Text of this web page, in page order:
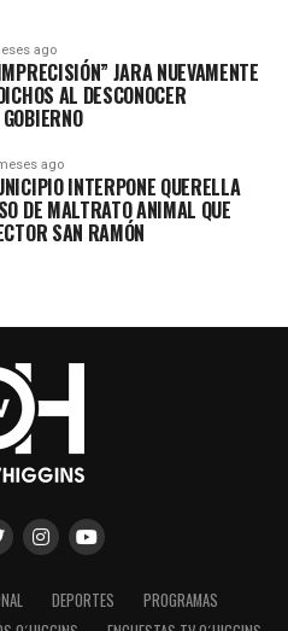
ago
JARA NUEVAMENTE
AL DESCONOCER
ago
INTERPONE QUERELLA
DE MALTRATO ANIMAL QUE
SAN RAMÓN
DEPORTES
PROGRAMAS